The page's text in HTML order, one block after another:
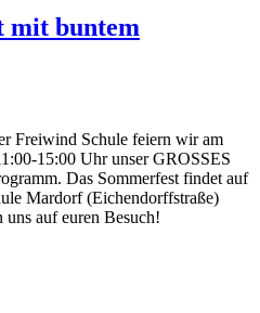
mit buntem
Freiwind Schule feiern wir am
15:00 Uhr unser GROSSES
Das Sommerfest findet auf
Mardorf (Eichendorffstraße)
auf euren Besuch!